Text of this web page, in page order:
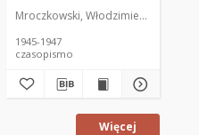
1971). Redaktor
Mroczkowski, Włodzimierz (1902-
1945-1947
czasopismo
Więcej